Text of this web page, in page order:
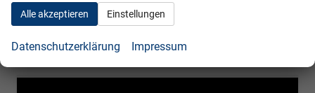
CO
2 -Klasse (gewichtet, kombiniert):
CO2-Klasse bei entladener Batterie:
Alle akzeptieren Einstellungen
Datenschutzerklärung Impressum